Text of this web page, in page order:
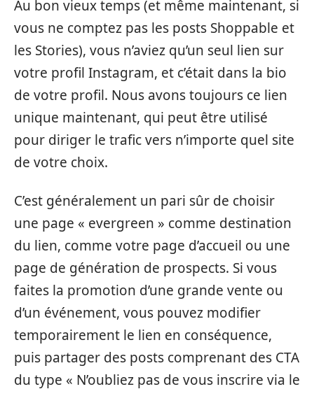
Au bon vieux temps (et même maintenant, si
vous ne comptez pas les posts Shoppable et
les Stories), vous n’aviez qu’un seul lien sur
votre profil Instagram, et c’était dans la bio
de votre profil. Nous avons toujours ce lien
unique maintenant, qui peut être utilisé
pour diriger le trafic vers n’importe quel site
de votre choix.
C’est généralement un pari sûr de choisir
une page « evergreen » comme destination
du lien, comme votre page d’accueil ou une
page de génération de prospects. Si vous
faites la promotion d’une grande vente ou
d’un événement, vous pouvez modifier
temporairement le lien en conséquence,
puis partager des posts comprenant des CTA
du type « N’oubliez pas de vous inscrire via le